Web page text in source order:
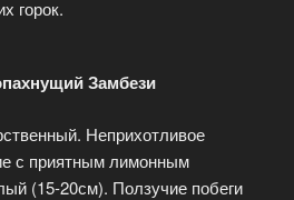
горок.
Замбези
Неприхотливое
с приятным лимонным
(15-20см). Ползучие побеги